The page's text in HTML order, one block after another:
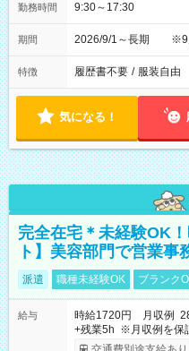
勤務時間 9:30～17:30
期間 2026/9/1～長期 ※9
特徴 履歴書不要 / 服装自由
気になる！
完全在宅＊未経験OK
ト】美容部門で営業事
派遣 職種未経験OK ブランク
給与
時給1720円 月収例
+残業5h ※月収例を保
取りサービス利用可（